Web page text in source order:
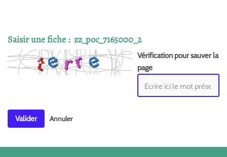
Saisir une fiche : zz_poc_7165000_2
Vérification pour sauver la
page
Valider Annuler